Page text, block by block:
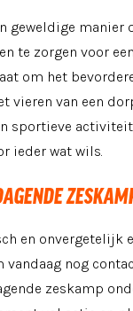
geweldige manier
te zorgen voor
om het
vieren van een
sportieve
ieder wat wils.
en onvergetelijk
vandaag nog
zeskamp